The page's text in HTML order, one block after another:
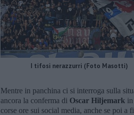
I tifosi nerazzurri (Foto Masotti)
Mentre in panchina ci si interroga sulla
ancora la conferma di Oscar Hiljemark
corse ore sui social media, anche se poi a